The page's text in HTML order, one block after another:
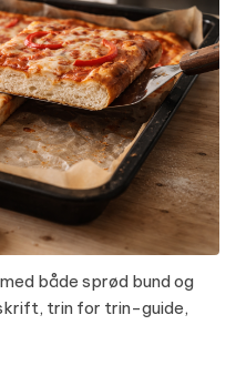
både sprød bund og
trin for trin-guide,